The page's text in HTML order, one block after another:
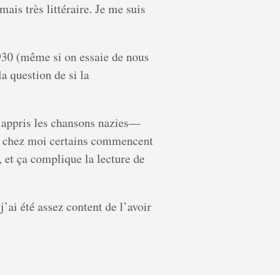
très littéraire. Je me suis
(même si on essaie de nous
question de si la
les chansons nazies—
moi certains commencent
ça complique la lecture de
été assez content de l’avoir